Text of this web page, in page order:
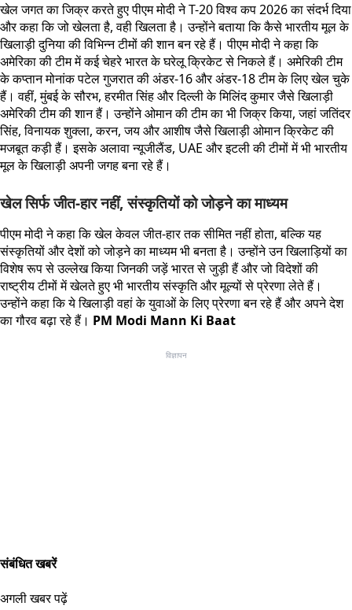
खेल जगत का जिक्र करते हुए पीएम मोदी ने T-20 विश्व कप 2026 का संदर्भ दिया
और कहा कि जो खेलता है, वही खिलता है। उन्होंने बताया कि कैसे भारतीय मूल के
खिलाड़ी दुनिया की विभिन्न टीमों की शान बन रहे हैं। पीएम मोदी ने कहा कि
अमेरिका की टीम में कई चेहरे भारत के घरेलू क्रिकेट से निकले हैं। अमेरिकी टीम
के कप्तान मोनांक पटेल गुजरात की अंडर-16 और अंडर-18 टीम के लिए खेल चुके
हैं। वहीं, मुंबई के सौरभ, हरमीत सिंह और दिल्ली के मिलिंद कुमार जैसे खिलाड़ी
अमेरिकी टीम की शान हैं। उन्होंने ओमान की टीम का भी जिक्र किया, जहां जतिंदर
सिंह, विनायक शुक्ला, करन, जय और आशीष जैसे खिलाड़ी ओमान क्रिकेट की
मजबूत कड़ी हैं। इसके अलावा न्यूजीलैंड, UAE और इटली की टीमों में भी भारतीय
मूल के खिलाड़ी अपनी जगह बना रहे हैं।
खेल सिर्फ जीत-हार नहीं, संस्कृतियों को जोड़ने का माध्यम
पीएम मोदी ने कहा कि खेल केवल जीत-हार तक सीमित नहीं होता, बल्कि यह
संस्कृतियों और देशों को जोड़ने का माध्यम भी बनता है। उन्होंने उन खिलाड़ियों का
विशेष रूप से उल्लेख किया जिनकी जड़ें भारत से जुड़ी हैं और जो विदेशों की
राष्ट्रीय टीमों में खेलते हुए भी भारतीय संस्कृति और मूल्यों से प्रेरणा लेते हैं।
उन्होंने कहा कि ये खिलाड़ी वहां के युवाओं के लिए प्रेरणा बन रहे हैं और अपने देश
का गौरव बढ़ा रहे हैं। PM Modi Mann Ki Baat
विज्ञापन
संबंधित खबरें
अगली खबर पढ़ें